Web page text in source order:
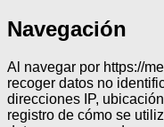
Navegación
Al navegar por https://
recoger datos no
direcciones IP,
registro de cómo se